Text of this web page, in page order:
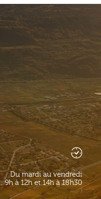
Du mardi au vendredi
9h à 12h et 14h à 18h30